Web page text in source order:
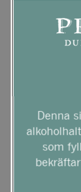
Denna
som